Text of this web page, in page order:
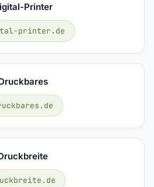
Printer
printer.de